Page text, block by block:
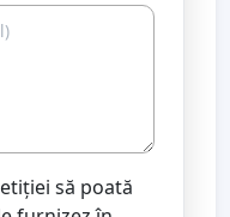
să poată